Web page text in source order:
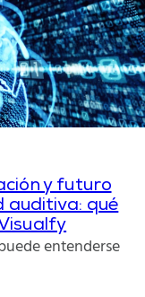
y futuro
auditiva: qué
entenderse